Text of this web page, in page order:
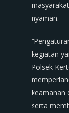
nyaman.
kegiatan
Polsek
keamanan
serta